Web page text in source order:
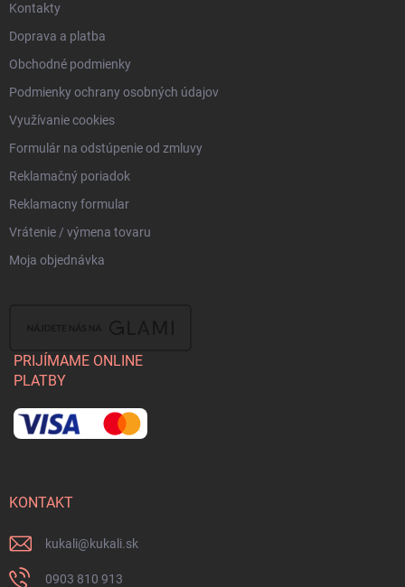
Kontakty
Doprava a platba
Obchodné podmienky
Podmienky ochrany osobných údajov
Využívanie cookies
Formulár na odstúpenie od zmluvy
Reklamačný poriadok
Reklamacny formular
Vrátenie / výmena tovaru
Moja objednávka
PRIJÍMAME ONLINE
PLATBY
KONTAKT
kukali@kukali.sk
0903 810 913